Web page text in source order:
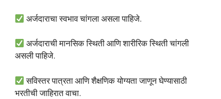
अर्जदाराचा स्वभाव चांगला असला पाहिजे.
अर्जदाराची मानसिक स्थिती आणि शारीरिक स्थिती चांगली
असली पाहिजे.
सविस्तर पात्रता आणि शैक्षणिक योग्यता जाणून घेण्यासाठी
भरतीची जाहिरात वाचा.